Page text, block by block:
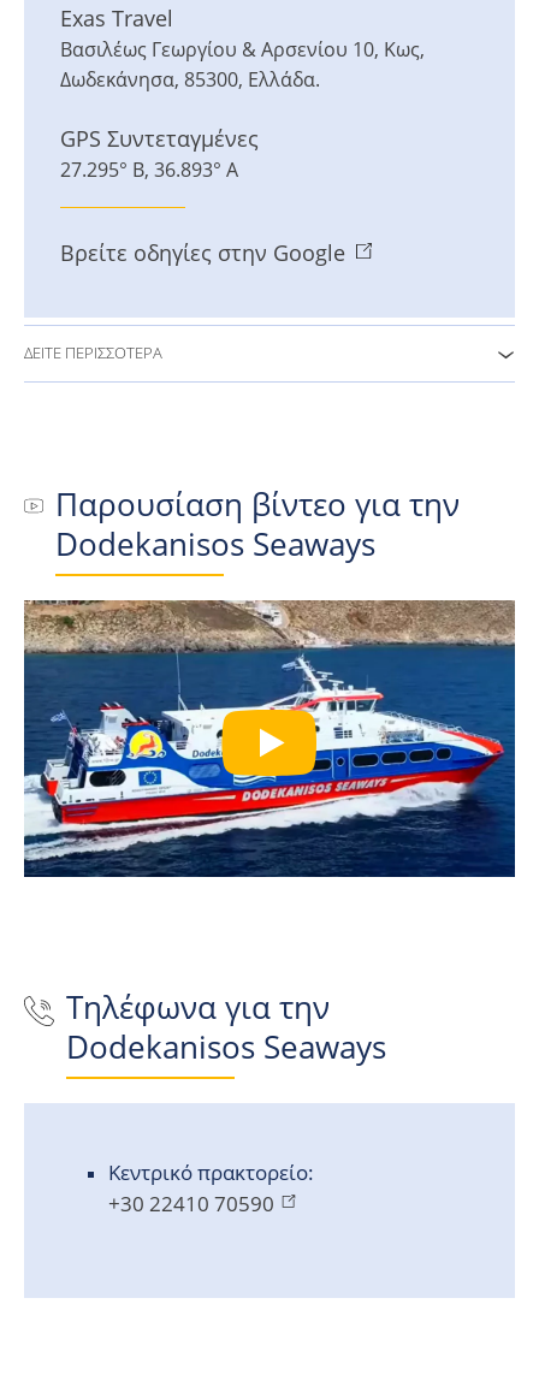
Exas Travel
Βασιλέως Γεωργίου & Αρσενίου 10, Κως,
Δωδεκάνησα, 85300, Ελλάδα.
GPS Συντεταγμένες
27.295° Β, 36.893° Α
Βρείτε οδηγίες στην Google
ΔΕIΤΕ ΠΕΡΙΣΣΟΤΕΡΑ
Παρουσίαση βίντεο για την
Dodekanisos Seaways
Τηλέφωνα για την
Dodekanisos Seaways
Κεντρικό πρακτορείο:
+30 22410 70590